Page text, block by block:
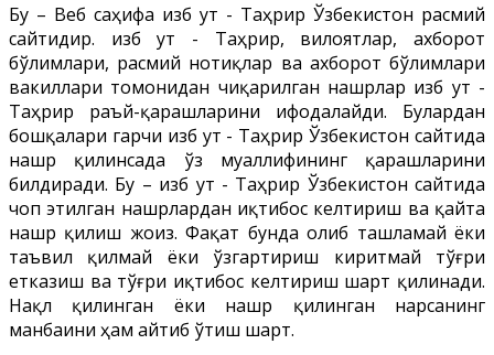
Бу – Веб саҳифа Ҳизб ут - Таҳрир Ўзбекистон расмий
сайтидир. Ҳизб ут - Таҳрир, вилоятлар, ахборот
бўлимлари, расмий нотиқлар ва ахборот бўлимлари
вакиллари томонидан чиқарилган нашрлар Ҳизб ут -
Таҳрир раъй-қарашларини ифодалайди. Булардан
бошқалари гарчи Ҳизб ут - Таҳрир Ўзбекистон сайтида
нашр қилинсада ўз муаллифининг қарашларини
билдиради. Бу – Ҳизб ут - Таҳрир Ўзбекистон сайтида
чоп этилган нашрлардан иқтибос келтириш ва қайта
нашр қилиш жоиз. Фақат бунда олиб ташламай ёки
таъвил қилмай ёки ўзгартириш киритмай тўғри
етказиш ва тўғри иқтибос келтириш шарт қилинади.
Нақл қилинган ёки нашр қилинган нарсанинг
манбаини ҳам айтиб ўтиш шарт.